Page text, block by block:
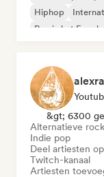
Hiphop
Rap in het Engels
&gt; 6300
Alternatieve rock
Indie pop
Deel artiesten
Twitch-kanaal
Artiesten